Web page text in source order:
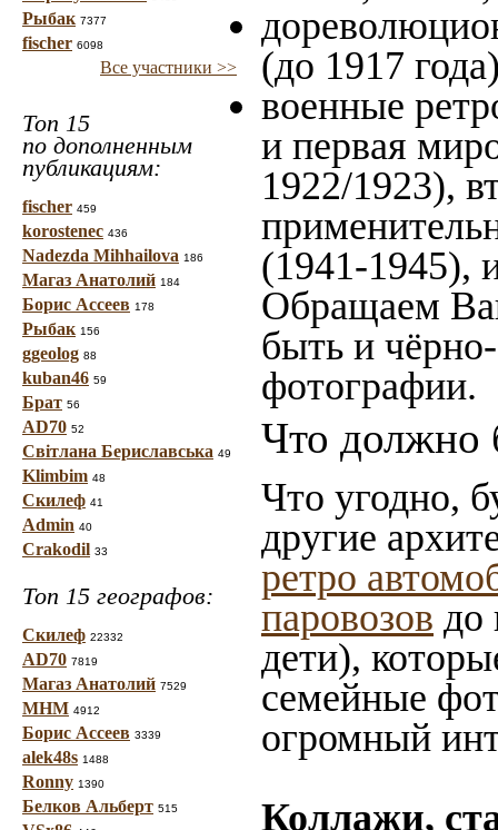
Рыбак 7377
fischer 6098
Все участники >>
Топ 15
по дополненным
публикациям:
fischer 459
korostenec 436
Nadezda Mihhailova 186
Магаз Анатолий 184
Борис Ассеев 178
Рыбак 156
ggeolog 88
kuban46 59
Брат 56
AD70 52
Світлана Бериславська 49
Klimbim 48
Скилеф 41
Admin 40
Crakodil 33
Топ 15 географов:
Скилеф 22332
AD70 7819
Магаз Анатолий 7529
МНМ 4912
Борис Ассеев 3339
alek48s 1488
Ronny 1390
Белков Альберт 515
(до 1917
военные
и первая
1922/1923),
(1941-1945),
Обращаем
быть и
фотографии.
Что должно
Что угодно,
другие
ретро
паровозов до
дети),
семейные
огромный
Коллажи,